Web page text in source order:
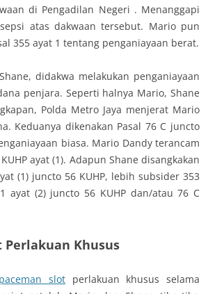
di Pengadilan Negeri . Menanggapi
atas dakwaan tersebut. Mario pun
355 ayat 1 tentang penganiayaan berat.
didakwa melakukan penganiayaan
penjara. Seperti halnya Mario, Shane
Polda Metro Jaya menjerat Mario
Keduanya dikenakan Pasal 76 C juncto
biasa. Mario Dandy terancam
ayat (1). Adapun Shane disangkakan
(1) juncto 56 KUHP, lebih subsider 353
ayat (2) juncto 56 KUHP dan/atau 76 C
Perlakuan Khusus
slot perlakuan khusus selama